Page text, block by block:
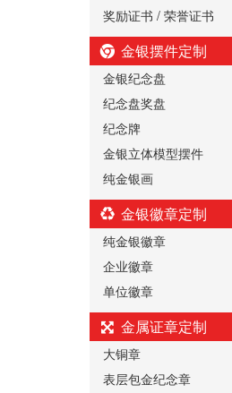
奖励证书 / 荣誉证书
金银摆件定制
金银纪念盘
纪念盘奖盘
纪念牌
金银立体模型摆件
纯金银画
金银徽章定制
纯金银徽章
企业徽章
单位徽章
金属证章定制
大铜章
表层包金纪念章